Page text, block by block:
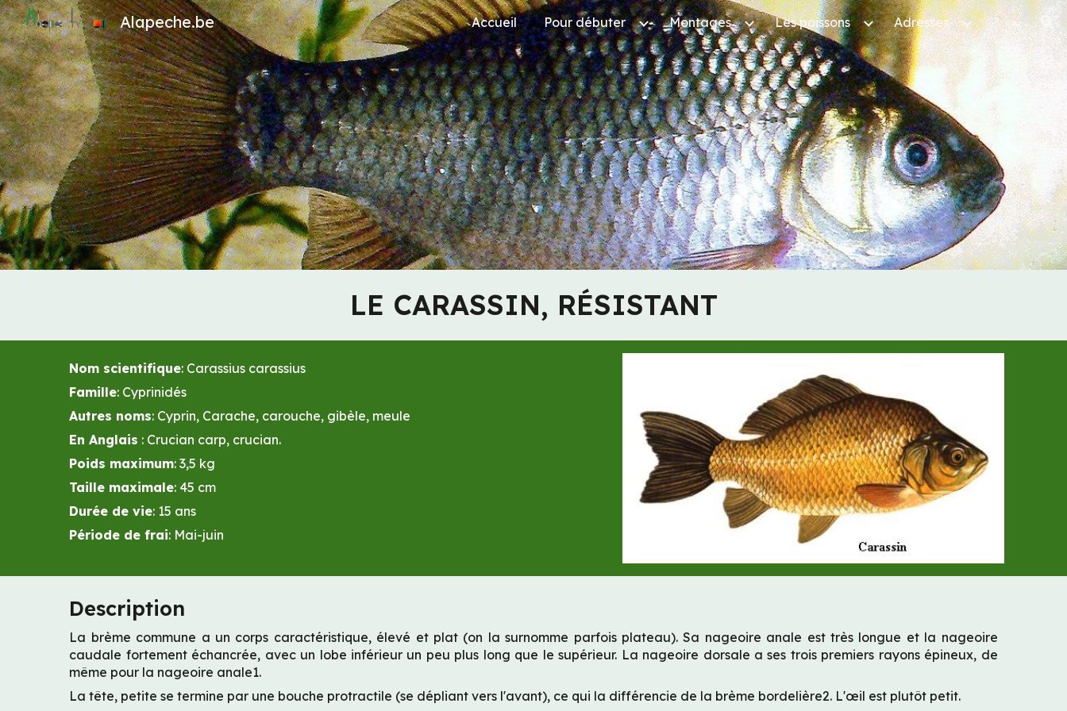
Skip to main content Skip to navigation
Alapeche.be Accueil Pour débuter Montages Les poissons Adresses ?
LE CARASSIN, RÉSISTANT
Nom scientifique: Carassius carassius
Famille: Cyprinidés
Autres noms: Cyprin, Carache, carouche, gibèle, meule
En Anglais : Crucian carp, crucian.
Poids maximum: 3,5 kg
Taille maximale: 45 cm
Durée de vie: 15 ans
Période de frai: Mai-juin
Description
La brème commune a un corps caractéristique, élevé et plat (on la surnomme parfois plateau). Sa nageoire anale est très longue et la nageoire
caudale fortement échancrée, avec un lobe inférieur un peu plus long que le supérieur. La nageoire dorsale a ses trois premiers rayons épineux, de
même pour la nageoire anale1.
La tête, petite se termine par une bouche protractile (se dépliant vers l'avant), ce qui la différencie de la brème bordelière2. L'œil est plutôt petit.